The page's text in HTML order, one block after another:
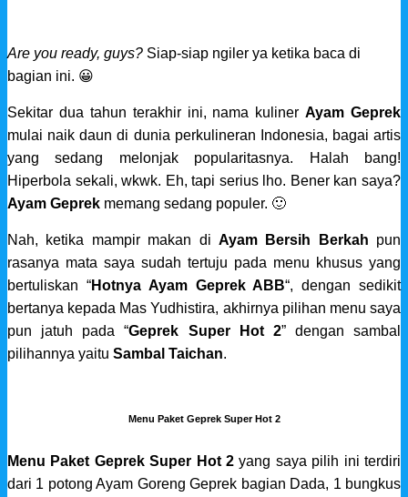
Are you ready, guys? Siap-siap ngiler ya ketika baca di
bagian ini. 😀
Sekitar dua tahun terakhir ini, nama kulinerAyam Geprek
mulai naik daun di dunia perkulineran Indonesia, bagai artis
yang sedang melonjak popularitasnya. Halah bang!
Hiperbola sekali, wkwk. Eh, tapi serius lho. Bener kan saya?
Ayam Geprek memang sedang populer. 🙂
Nah, ketika mampir makan di Ayam Bersih Berkah pun
rasanya mata saya sudah tertuju pada menu khusus yang
bertuliskan “Hotnya Ayam Geprek ABB“, dengan sedikit
bertanya kepada Mas Yudhistira, akhirnya pilihan menu saya
pun jatuh pada “Geprek Super Hot 2” dengan sambal
pilihannya yaitu Sambal Taichan.
Menu Paket Geprek Super Hot 2
Menu Paket Geprek Super Hot 2 yang saya pilih ini terdiri
dari 1 potong Ayam Goreng Geprek bagian Dada, 1 bungkus